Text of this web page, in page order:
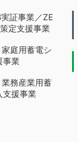
証事業／ZE
定支援事業
庭用蓄電シ
事業
務産業用蓄
支援事業